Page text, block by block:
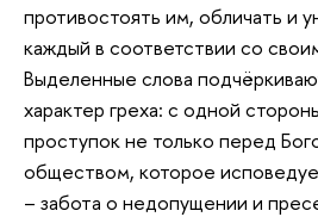
противостоять им, обличать и
каждый в соответствии со
Выделенные слова
характер греха: с одной
проступок не только перед
обществом, которое
– забота о недопущении и